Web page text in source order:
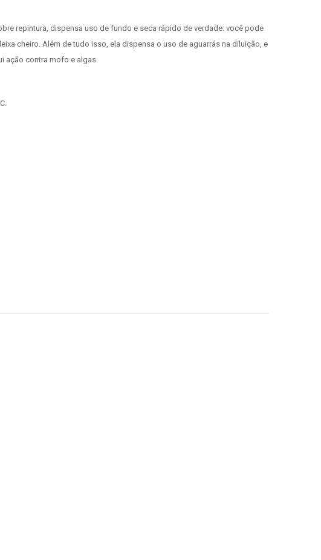
repintura, dispensa uso de fundo e seca rápido de verdade: você pode
cheiro. Além de tudo isso, ela dispensa o uso de aguarrás na diluição, e
ação contra mofo e algas.